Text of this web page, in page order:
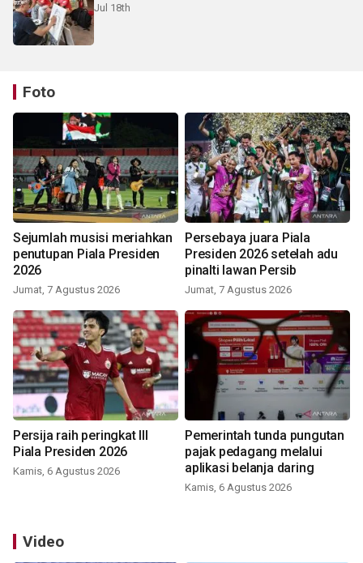
Jul 18th
Foto
Sejumlah musisi meriahkan
penutupan Piala Presiden
2026
Jumat, 7 Agustus 2026
Persebaya juara Piala
Presiden 2026 setelah adu
pinalti lawan Persib
Jumat, 7 Agustus 2026
Persija raih peringkat III
Piala Presiden 2026
Kamis, 6 Agustus 2026
Pemerintah tunda pungutan
pajak pedagang melalui
aplikasi belanja daring
Kamis, 6 Agustus 2026
Video